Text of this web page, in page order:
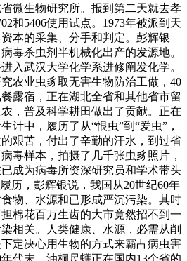
微生物研究所。报到第二天就去孝
和5406使用试点。1973年被派到天
本的采集、分手和判定。彭辉银
毒杀虫剂半机械化出产的发源地。
入武汉大学化学系进修阐发化学。
农业虫豸取无害生物防治工做，40
露宿，正在湖北全省和其他省市留
，普及科学耕田做出了贡献。正在
计中，履历了从“恨虫”到“爱虫”，
艰苦，付出了辛勤的汗水，到过省
毒样本，拍摄了几千张虫豸照片，
成为病毒所资深研究员和学术带头
历，彭辉银说，我国从20世纪60年
物、水源和已形成严沉污染。其时
棉花百万生齿的大市竟然招不到一
相关。人类健康、水源，必需从削
定决心用生物的方式来霸占病虫害
代末，油桐尺蠖正在国内13个省的